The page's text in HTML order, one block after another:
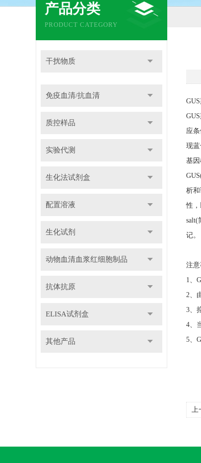
产品分类
PRODUCT CATEGORY
干扰物质
免疫血清/抗血清
质控样品
实验代测
生化法试剂盒
配置溶液
生化试剂
动物血清血浆红细胞制品
抗体抗原
ELISA试剂盒
其他产品
应
现
基因
析
性
salt(
记。
注意
1、
2、
3、
4、
5、
上